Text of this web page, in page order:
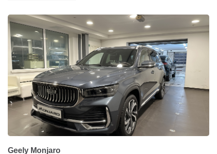
Geely Monjaro